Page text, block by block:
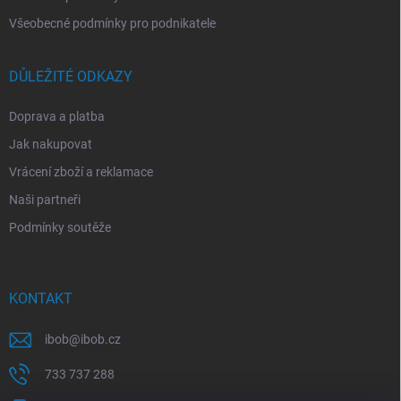
Všeobecné podmínky pro podnikatele
DŮLEŽITÉ ODKAZY
Doprava a platba
Jak nakupovat
Vrácení zboží a reklamace
Naši partneři
Podmínky soutěže
KONTAKT
ibob@ibob.cz
733 737 288